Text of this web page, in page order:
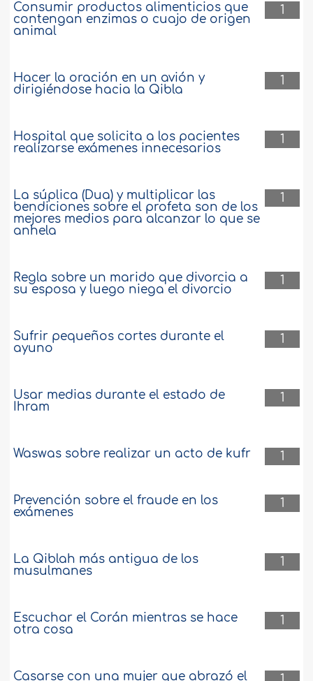
1
Consumir productos alimenticios que
contengan enzimas o cuajo de origen
animal
1
Hacer la oración en un avión y
dirigiéndose hacia la Qibla
1
Hospital que solicita a los pacientes
realizarse exámenes innecesarios
1
La súplica (Dua) y multiplicar las
bendiciones sobre el profeta son de los
mejores medios para alcanzar lo que se
anhela
1
Regla sobre un marido que divorcia a
su esposa y luego niega el divorcio
1
Sufrir pequeños cortes durante el
ayuno
1
Usar medias durante el estado de
Ihram
1
Waswas sobre realizar un acto de kufr
1
Prevención sobre el fraude en los
exámenes
1
La Qiblah más antigua de los
musulmanes
1
Escuchar el Corán mientras se hace
otra cosa
Casarse con una mujer que abrazó el